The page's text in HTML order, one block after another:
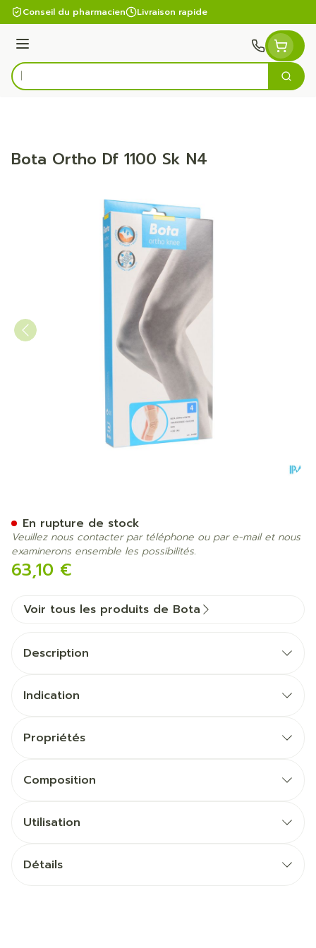
Aller au contenu
Conseil du pharmacien Livraison rapide
Menu
Rechercher
Bota Ortho Df 1100 Sk N4
63,10 €
En rupture de stock
Veuillez nous contacter par téléphone ou par e-mail et nous
examinerons ensemble les possibilités.
Voir tous les produits de Bota
Description
Indication
Propriétés
Composition
Utilisation
Détails